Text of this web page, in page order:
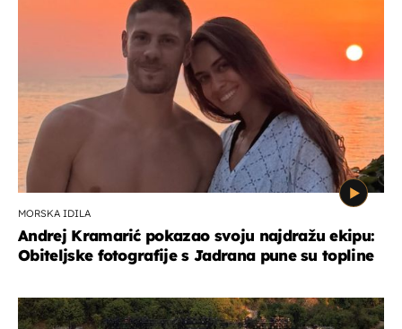
MORSKA IDILA
Andrej Kramarić pokazao svoju najdražu ekipu:
Obiteljske fotografije s Jadrana pune su topline